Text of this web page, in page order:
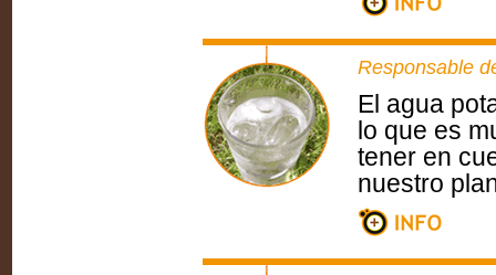
Responsable
El agua
lo que es
tener en
nuestro